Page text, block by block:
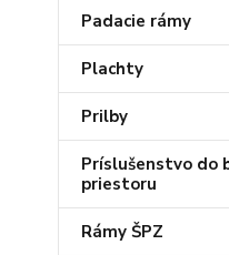
Padacie rámy
Plachty
Prilby
Príslušenstvo do
priestoru
Rámy ŠPZ